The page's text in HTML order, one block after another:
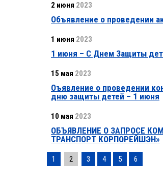
2 июня 2023
Объявление о проведении
1 июня 2023
1 июня – С Днем Защиты
15 мая 2023
Оъявление о проведении
дню защиты детей – 1 июня
10 мая 2023
ОБЪЯВЛЕНИЕ О ЗАПРОСЕ
ТРАНСПОРТ КОРПОРЕЙШЭН»
1 2 3 4 5 6